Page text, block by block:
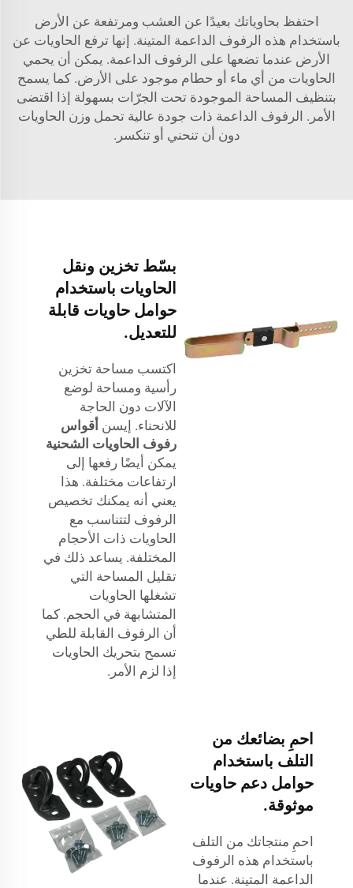
احتفظ بحاوياتك بعيدًا عن العشب ومرتفعة عن الأرض
باستخدام هذه الرفوف الداعمة المتينة. إنها ترفع الحاويات عن
الأرض عندما تضعها على الرفوف الداعمة. يمكن أن يحمي
الحاويات من أي ماء أو حطام موجود على الأرض. كما يسمح
بتنظيف المساحة الموجودة تحت الجرّات بسهولة إذا اقتضى
الأمر. الرفوف الداعمة ذات جودة عالية تحمل وزن الحاويات
دون أن تنحني أو تنكسر.
بسّط تخزين ونقل
الحاويات باستخدام
حوامل حاويات قابلة
للتعديل.
اكتسب مساحة تخزين
رأسية ومساحة لوضع
الآلات دون الحاجة
للانحناء. إيسن أقواس
رفوف الحاويات الشحنية
يمكن أيضًا رفعها إلى
ارتفاعات مختلفة. هذا
يعني أنه يمكنك تخصيص
الرفوف لتتناسب مع
الحاويات ذات الأحجام
المختلفة. يساعد ذلك في
تقليل المساحة التي
تشغلها الحاويات
المتشابهة في الحجم. كما
أن الرفوف القابلة للطي
تسمح بتحريك الحاويات
إذا لزم الأمر.
احمِ بضائعك من
التلف باستخدام
حوامل دعم حاويات
موثوقة.
احمِ منتجاتك من التلف
باستخدام هذه الرفوف
الداعمة المتينة. عندما